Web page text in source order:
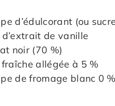
d’édulcorant (ou
de vanille
noir (70 %)
allégée à 5 %
de fromage blanc 0 %